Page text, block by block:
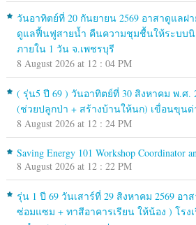
วันอาทิตย์ที่ 20 กันยายน 2569 อาสาดูแลฝา
ดูแลฟื้นฟูสายน้ำ คืนความชุมชื้นให้ระบบนิ
ภายใน 1 วัน จ.เพชรบุรี
8 August 2026 at 12 : 04 PM
( รุ่น5 ปี 69 ) วันอาทิตย์ที่ 30 สิงหาคม พ.ศ.
(ช่วยปลูกป่า + สร้างบ้านให้นก) เขื่อนขุน
8 August 2026 at 12 : 24 PM
Saving Energy 101 Workshop Coordinator
8 August 2026 at 12 : 22 PM
รุ่น 1 ปี 69 วันเสาร์ที่ 29 สิงหาคม 2569 อ
ซ่อมแซม + ทาสีอาคารเรียน ให้น้อง ) โรง